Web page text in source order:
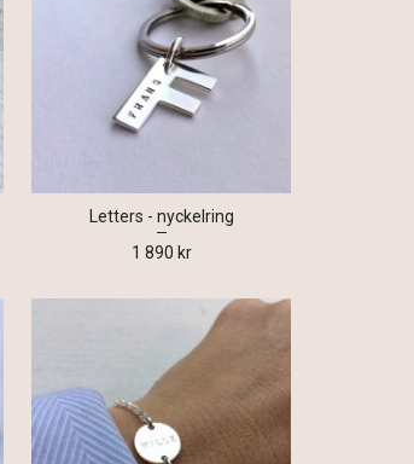
Letters - nyckelring
1 890 kr